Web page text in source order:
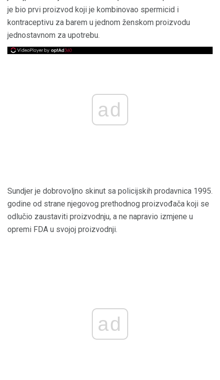
je bio prvi proizvod koji je kombinovao spermicid i
kontraceptivu za barem u jednom ženskom proizvodu
jednostavnom za upotrebu.
ad
Sundjer je dobrovoljno skinut sa policijskih prodavnica 1995.
godine od strane njegovog prethodnog proizvođača koji se
odlučio zaustaviti proizvodnju, a ne napravio izmjene u
opremi FDA u svojoj proizvodnji.
ad